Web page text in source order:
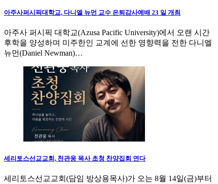
아주사퍼시픽대학교, 다니엘 뉴먼 교수 은퇴감사예배 23 일 개최
아주사 퍼시픽 대학교(Azusa Pacific University)에서 오랜 시간
후학을 양성하며 미주한인 교계에 선한 영향력을 전한 다니엘
뉴먼(Daniel Newman)…
세리토스선교교회, 천관웅 목사 초청 찬양집회 연다
세리토스선교교회(담임 방상용목사)가 오는 8월 14일(금)부터